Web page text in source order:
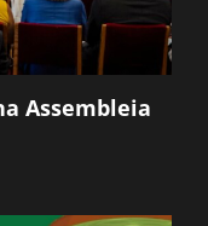
Assembleia